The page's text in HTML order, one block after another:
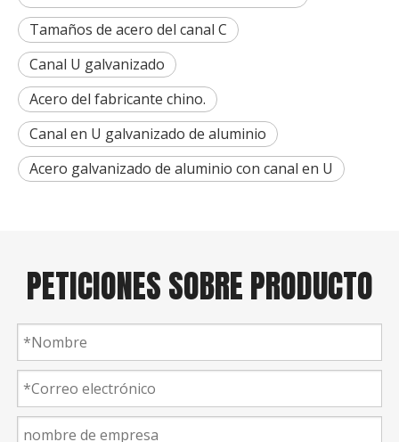
Tamaños de acero del canal C
Canal U galvanizado
Acero del fabricante chino.
Canal en U galvanizado de aluminio
Acero galvanizado de aluminio con canal en U
PETICIONES SOBRE PRODUCTO